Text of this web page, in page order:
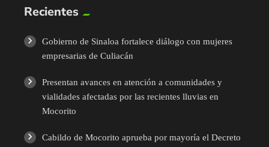
Recientes
Gobierno de Sinaloa fortalece diálogo con mujeres
empresarias de Culiacán
Presentan avances en atención a comunidades y
vialidades afectadas por las recientes lluvias en
Mocorito
Cabildo de Mocorito aprueba por mayoría el Decreto